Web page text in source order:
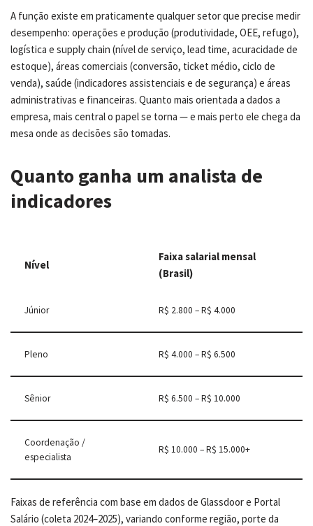
A função existe em praticamente qualquer setor que precise medir
desempenho: operações e produção (produtividade, OEE, refugo),
logística e supply chain (nível de serviço, lead time, acuracidade de
estoque), áreas comerciais (conversão, ticket médio, ciclo de
venda), saúde (indicadores assistenciais e de segurança) e áreas
administrativas e financeiras. Quanto mais orientada a dados a
empresa, mais central o papel se torna — e mais perto ele chega da
mesa onde as decisões são tomadas.
Quanto ganha um analista de
indicadores
Nível
Faixa salarial mensal
(Brasil)
Júnior R$ 2.800 – R$ 4.000
Pleno R$ 4.000 – R$ 6.500
Sênior R$ 6.500 – R$ 10.000
Coordenação /
especialista
R$ 10.000 – R$ 15.000+
Faixas de referência com base em dados de Glassdoor e Portal
Salário (coleta 2024–2025), variando conforme região, porte da